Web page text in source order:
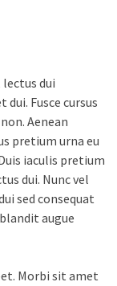
dui
Fusce cursus
Aenean
pretium urna eu
iaculis pretium
dui. Nunc vel
sed consequat
augue
Morbi sit amet